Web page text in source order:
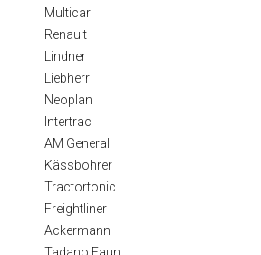
Multicar
Renault
Lindner
Liebherr
Neoplan
Intertrac
AM General
Kässbohrer
Tractortonic
Freightliner
Ackermann